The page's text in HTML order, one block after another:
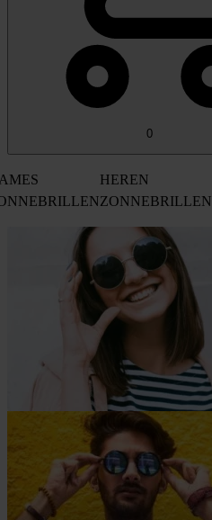
0
HEREN
ZONNEBRILLEN